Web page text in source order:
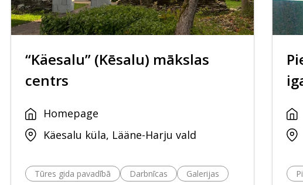
“Käesalu” (Kēsalu) mākslas
centrs
Homepage
Käesalu küla, Lääne-Harju vald
Tūres gida pavadībā Darbnīcas Galerijas